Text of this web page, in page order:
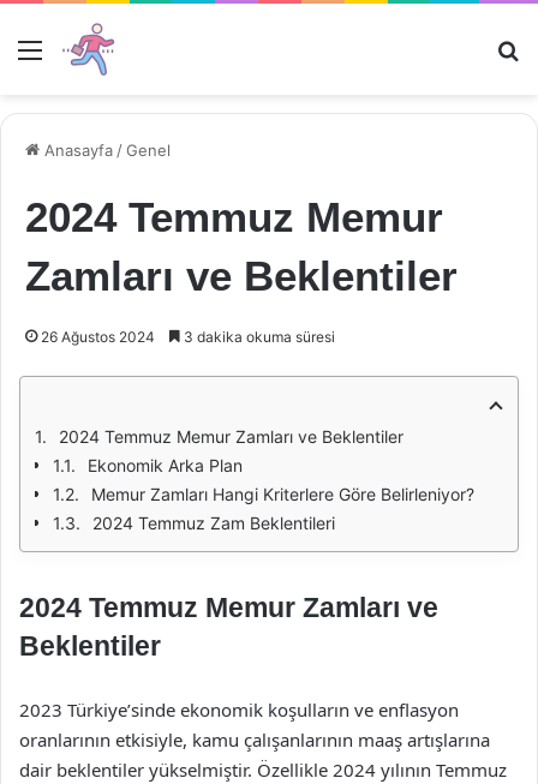
Menü
Anasayfa /Genel
2024 Temmuz Memur
Zamları ve Beklentiler
26 Ağustos 2024 3 dakika okuma süresi
2024 Temmuz Memur Zamları ve Beklentiler
Ekonomik Arka Plan
Memur Zamları Hangi Kriterlere Göre Belirleniyor?
2024 Temmuz Zam Beklentileri
2024 Temmuz Memur Zamları ve
Beklentiler
2023 Türkiye’sinde ekonomik koşulların ve enflasyon
oranlarının etkisiyle, kamu çalışanlarının maaş artışlarına
dair beklentiler yükselmiştir. Özellikle 2024 yılının Temmuz